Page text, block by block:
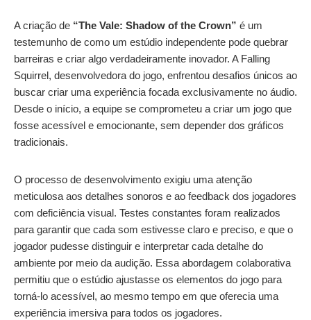
A criação de “The Vale: Shadow of the Crown” é um
testemunho de como um estúdio independente pode quebrar
barreiras e criar algo verdadeiramente inovador. A Falling
Squirrel, desenvolvedora do jogo, enfrentou desafios únicos ao
buscar criar uma experiência focada exclusivamente no áudio.
Desde o início, a equipe se comprometeu a criar um jogo que
fosse acessível e emocionante, sem depender dos gráficos
tradicionais.
O processo de desenvolvimento exigiu uma atenção
meticulosa aos detalhes sonoros e ao feedback dos jogadores
com deficiência visual. Testes constantes foram realizados
para garantir que cada som estivesse claro e preciso, e que o
jogador pudesse distinguir e interpretar cada detalhe do
ambiente por meio da audição. Essa abordagem colaborativa
permitiu que o estúdio ajustasse os elementos do jogo para
torná-lo acessível, ao mesmo tempo em que oferecia uma
experiência imersiva para todos os jogadores.